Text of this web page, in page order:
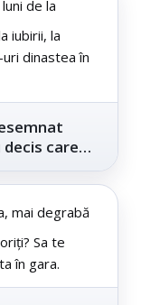
de la
iubirii, la
uri dinastea în
care
mai degrabă
Sa te
în gara.